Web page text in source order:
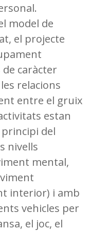
model de
el projecte
de caràcter
relacions
entre el gruix
estan
del
nivells
mental,
interior) i amb
vehicles per
el joc, el